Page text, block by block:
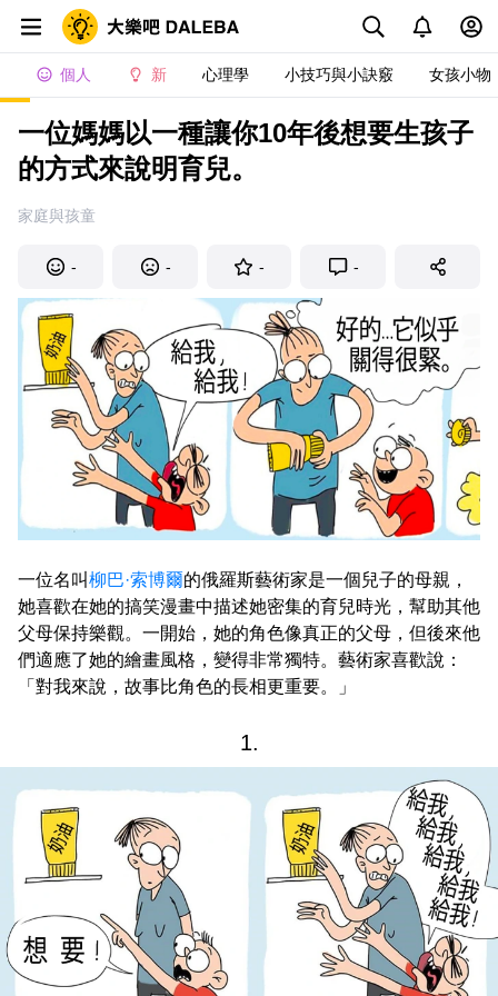
個人 新 心理學 小技巧與小訣竅 女孩小物
一位媽媽以一種讓你10年後想要生孩子
的方式來說明育兒。
家庭與孩童
- - - -
一位名叫柳巴·索博爾的俄羅斯藝術家是一個兒子的母親，
她喜歡在她的搞笑漫畫中描述她密集的育兒時光，幫助其他
父母保持樂觀。一開始，她的角色像真正的父母，但後來他
們適應了她的繪畫風格，變得非常獨特。藝術家喜歡說：
「對我來說，故事比角色的長相更重要。」
1.